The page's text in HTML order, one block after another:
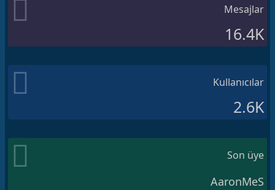
Mesajlar
16.4K
Kullanıcılar
2.6K
Son üye
AaronMeS